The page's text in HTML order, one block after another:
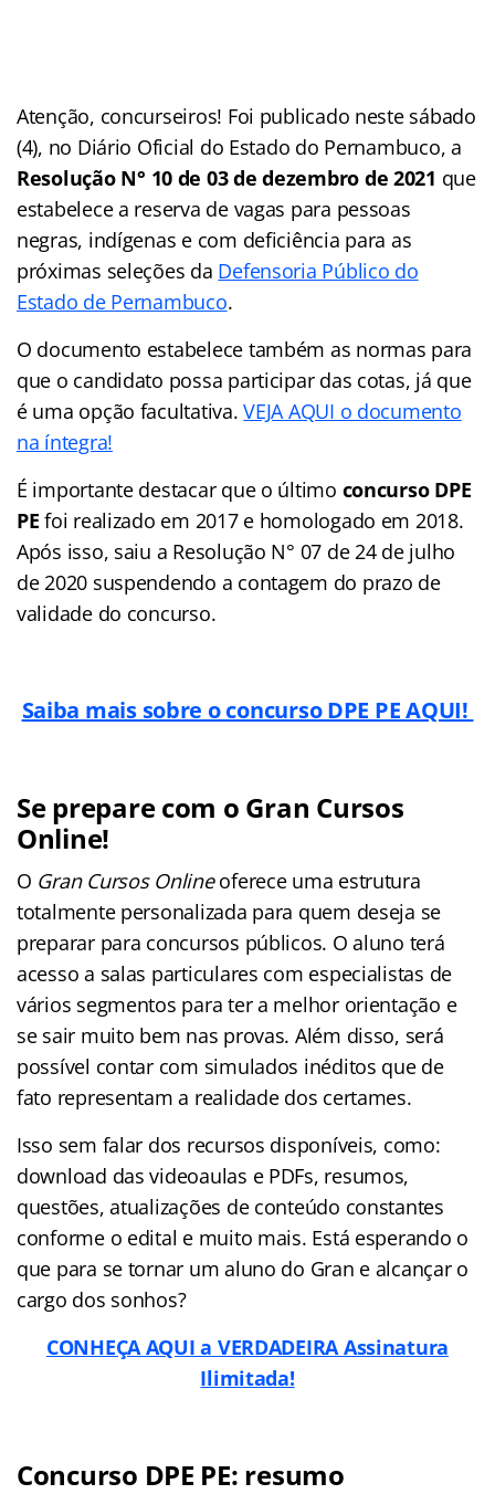
Atenção, concurseiros! Foi publicado neste sábado
(4), no Diário Oficial do Estado do Pernambuco, a
Resolução N° 10 de 03 de dezembro de 2021 que
estabelece a reserva de vagas para pessoas
negras, indígenas e com deficiência para as
próximas seleções da Defensoria Público do
Estado de Pernambuco.
O documento estabelece também as normas para
que o candidato possa participar das cotas, já que
é uma opção facultativa.VEJA AQUI o documento
na íntegra!
É importante destacar que o último concurso DPE
PE foi realizado em 2017 e homologado em 2018.
Após isso, saiu a Resolução N° 07 de 24 de julho
de 2020 suspendendo a contagem do prazo de
validade do concurso.
Saiba mais sobre o concurso DPE PE AQUI!
Se prepare com o Gran Cursos
Online!
O Gran Cursos Onlineoferece uma estrutura
totalmente personalizada para quem deseja se
preparar para concursos públicos. O aluno terá
acesso a salas particulares com especialistas de
vários segmentos para ter a melhor orientação e
se sair muito bem nas provas. Além disso, será
possível contar com simulados inéditos que de
fato representam a realidade dos certames.
Isso sem falar dos recursos disponíveis, como:
download das videoaulas e PDFs, resumos,
questões, atualizações de conteúdo constantes
conforme o edital e muito mais. Está esperando o
que para se tornar um aluno do Gran e alcançar o
cargo dos sonhos?
CONHEÇA AQUI a VERDADEIRA Assinatura
Ilimitada!
Concurso DPE PE: resumo